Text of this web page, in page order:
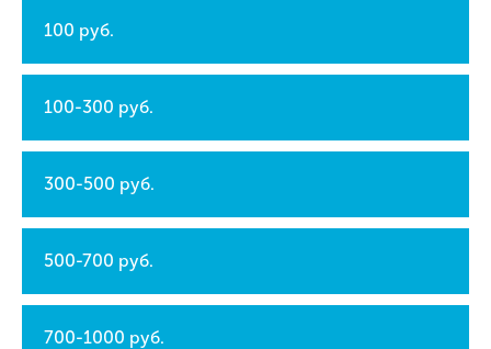
100 руб.
100-300 руб.
300-500 руб.
500-700 руб.
700-1000 руб.